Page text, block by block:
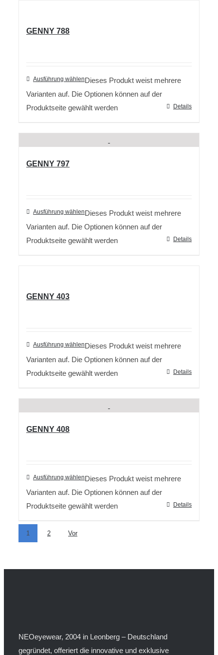
GENNY 788
Ausführung wählenDieses Produkt weist mehrere
Varianten auf. Die Optionen können auf der
Produktseite gewählt werden
Details
GENNY 797
Ausführung wählenDieses Produkt weist mehrere
Varianten auf. Die Optionen können auf der
Produktseite gewählt werden
Details
GENNY 403
Ausführung wählenDieses Produkt weist mehrere
Varianten auf. Die Optionen können auf der
Produktseite gewählt werden
Details
GENNY 408
Ausführung wählenDieses Produkt weist mehrere
Varianten auf. Die Optionen können auf der
Produktseite gewählt werden
Details
1 2 Vor
NEOeyewear, 2004 in Leonberg – Deutschland
gegründet, offeriert die innovative und exklusive